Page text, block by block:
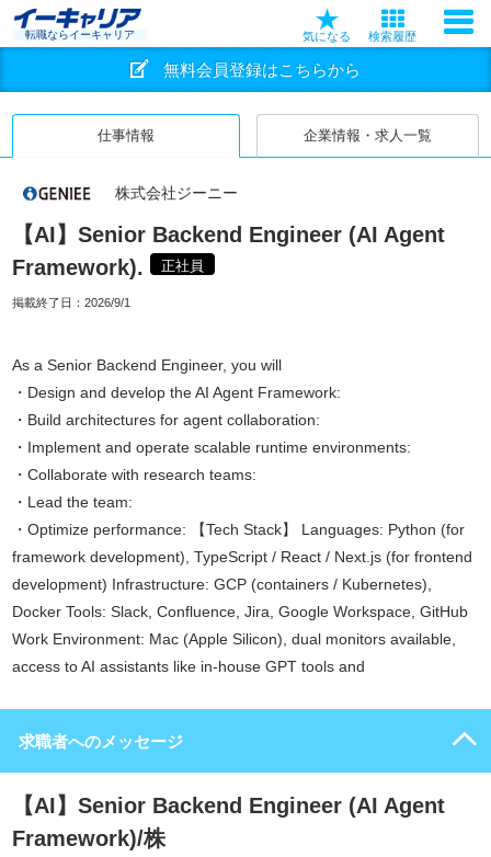
転職ならイーキャリア 気になる 検索履歴
無料会員登録はこちらから
仕事情報 企業情報・求人一覧
株式会社ジーニー
【AI】Senior Backend Engineer (AI Agent
Framework).
正社員
掲載終了日： 2026/9/1
As a Senior Backend Engineer, you will
・Design and develop the AI Agent Framework:
・Build architectures for agent collaboration:
・Implement and operate scalable runtime environments:
・Collaborate with research teams:
・Lead the team:
・Optimize performance: 【Tech Stack】 Languages: Python (for
framework development), TypeScript / React / Next.js (for frontend
development) Infrastructure: GCP (containers / Kubernetes),
Docker Tools: Slack, Confluence, Jira, Google Workspace, GitHub
Work Environment: Mac (Apple Silicon), dual monitors available,
access to AI assistants like in-house GPT tools and
求職者へのメッセージ
【AI】Senior Backend Engineer (AI Agent
Framework)/株